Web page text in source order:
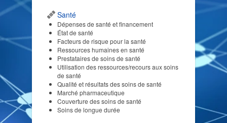
Santé
Dépenses de santé et financement
État de santé
Facteurs de risque pour la santé
Ressources humaines en santé
Prestataires de soins de santé
Utilisation des ressources/recours aux soins
de santé
Qualité et résultats des soins de santé
Marché pharmaceutique
Couverture des soins de santé
Soins de longue durée